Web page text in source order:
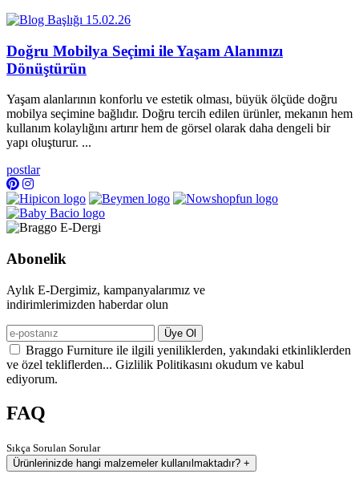
15.02.26
Doğru Mobilya Seçimi ile Yaşam Alanınızı
Dönüştürün
Yaşam alanlarının konforlu ve estetik olması, büyük ölçüde doğru
mobilya seçimine bağlıdır. Doğru tercih edilen ürünler, mekanın hem
kullanım kolaylığını artırır hem de görsel olarak daha dengeli bir
yapı oluşturur. ...
postlar
Abonelik
Aylık E-Dergimiz, kampanyalarımız ve
indirimlerimizden haberdar olun
Üye Ol
Braggo Furniture ile ilgili yeniliklerden, yakındaki etkinliklerden
ve özel tekliflerden... Gizlilik Politikasını okudum ve kabul
ediyorum.
FAQ
Sıkça Sorulan Sorular
Ürünlerinizde hangi malzemeler kullanılmaktadır? +